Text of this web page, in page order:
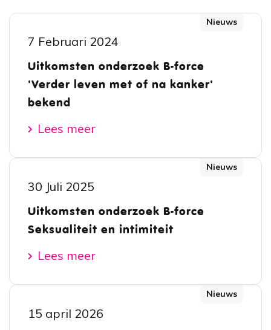
Nieuws
7 Februari 2024
Uitkomsten onderzoek B-force
'Verder leven met of na kanker'
bekend
Lees meer
Nieuws
30 Juli 2025
Uitkomsten onderzoek B-force
Seksualiteit en intimiteit
Lees meer
Nieuws
15 april 2026